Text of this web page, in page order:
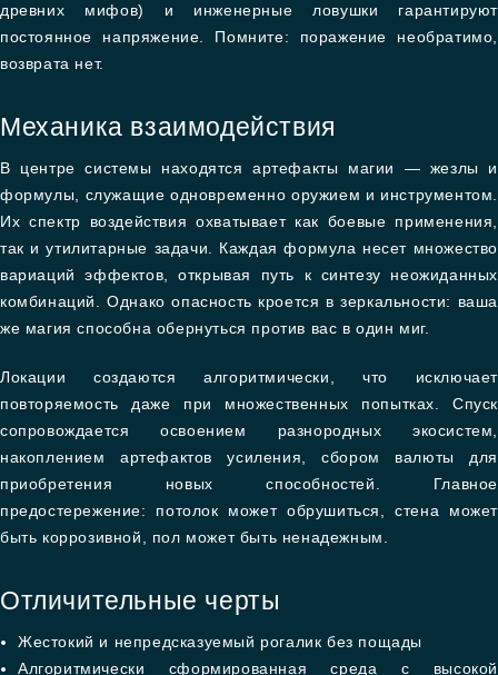
древних мифов) и инженерные ловушки гарантируют
постоянное напряжение. Помните: поражение необратимо,
возврата нет.
Механика взаимодействия
В центре системы находятся артефакты магии — жезлы и
формулы, служащие одновременно оружием и инструментом.
Их спектр воздействия охватывает как боевые применения,
так и утилитарные задачи. Каждая формула несет множество
вариаций эффектов, открывая путь к синтезу неожиданных
комбинаций. Однако опасность кроется в зеркальности: ваша
же магия способна обернуться против вас в один миг.
Локации создаются алгоритмически, что исключает
повторяемость даже при множественных попытках. Спуск
сопровождается освоением разнородных экосистем,
накоплением артефактов усиления, сбором валюты для
приобретения новых способностей. Главное
предостережение: потолок может обрушиться, стена может
быть коррозивной, пол может быть ненадежным.
Отличительные черты
Жестокий и непредсказуемый рогалик без пощады
Алгоритмически сформированная среда с высокой